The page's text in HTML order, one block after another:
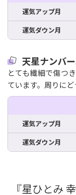
運気アップ月
運気ダウン月
天星ナンバ
とても繊細で傷つ
ています。周りに
運気アップ月
運気ダウン月